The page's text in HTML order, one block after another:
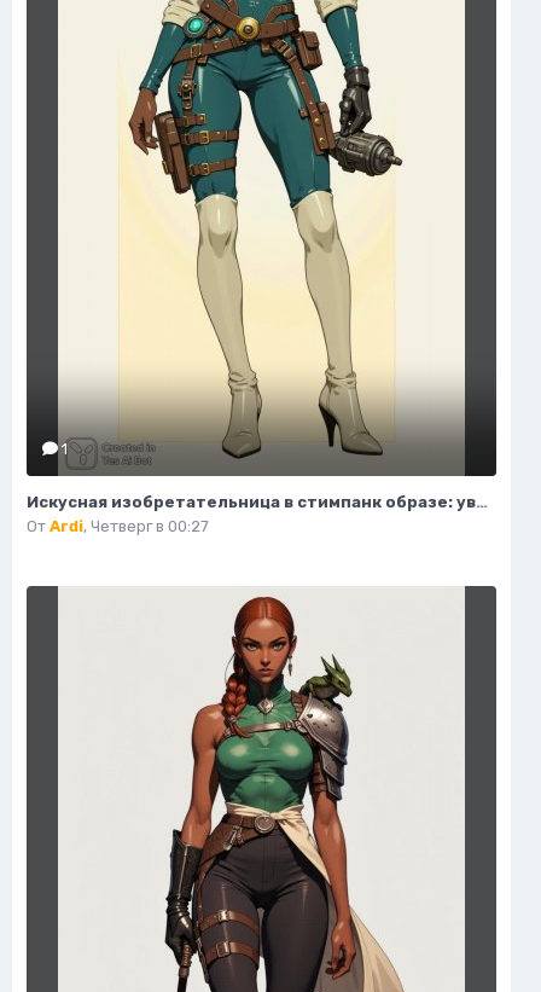
1
Искусная изобретательница в стимпанк образе: уверенность и элегантность в деталях. Нейросеть Flux
От Ardi, Четверг в 00:27